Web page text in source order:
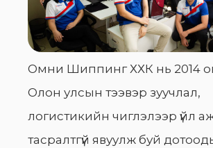
Омни Шиппинг ХХК нь 2014
Олон улсын тээвэр зуучлал,
логистикийн чиглэлээр үйл
тасралтгүй явуулж буй